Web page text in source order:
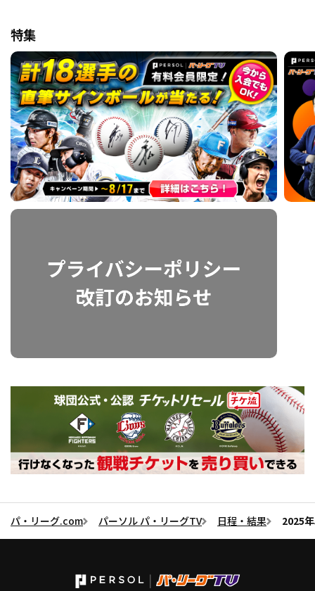
特集
パ・リーグ.com パーソル パ・リーグTV 日程・結果 2025